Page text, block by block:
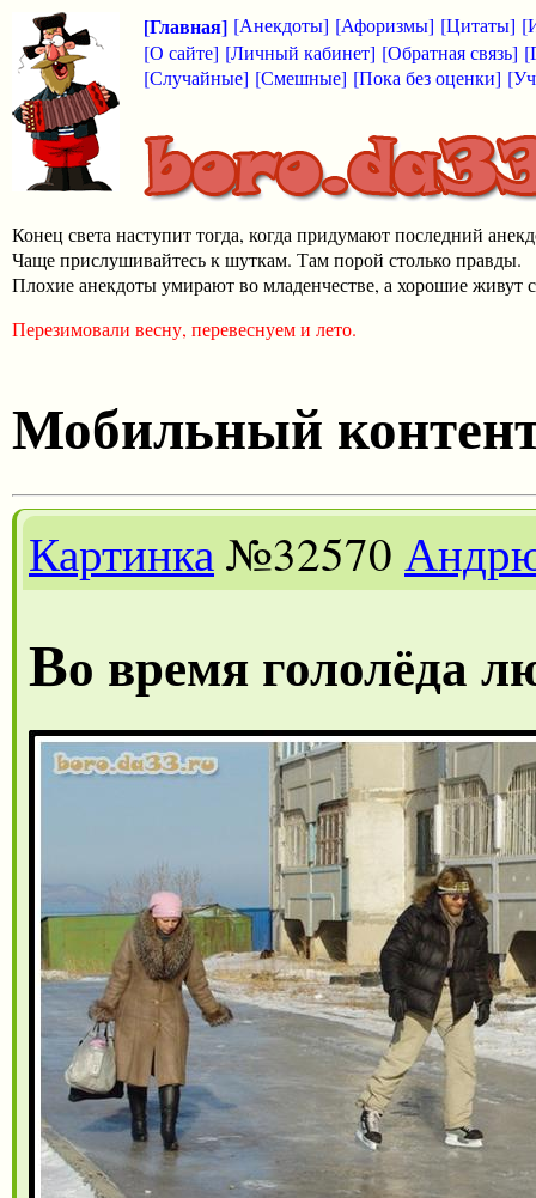
[Главная] [Анекдоты] [Афоризмы] [Цитаты]
[О сайте] [Личный кабинет] [Обратная связь]
[Случайные] [Смешные] [Пока без оценки]
Конец света наступит тогда, когда придумают последний
Чаще прислушивайтесь к шуткам. Там порой столько правды.
Плохие анекдоты умирают во младенчестве, а хорошие живут
Перезимовали весну, перевеснуем и лето.
Мобильный
Картинка№32570
Во время гололёда